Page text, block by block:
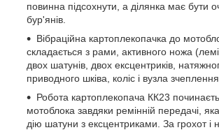
повинна підсохнути, а ділянка має бути
бур'янів.
Вібраційна картоплекопачка до
складається з рами, активного ножа
двох шатунів, двох ексцентриків,
приводного шківа, коліс і вузла зчеплення.
Робота картоплекопача КК23
мотоблока завдяки ремінній передачі,
дію шатуни з ексцентриками. За грохот і